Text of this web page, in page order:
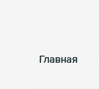
Главная